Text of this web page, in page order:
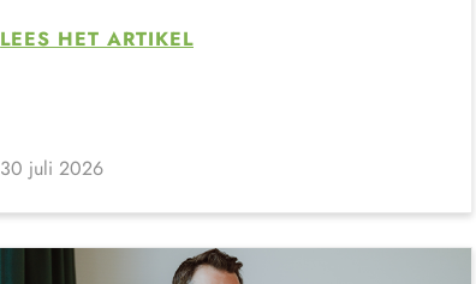
LEES HET ARTIKEL
30 juli 2026